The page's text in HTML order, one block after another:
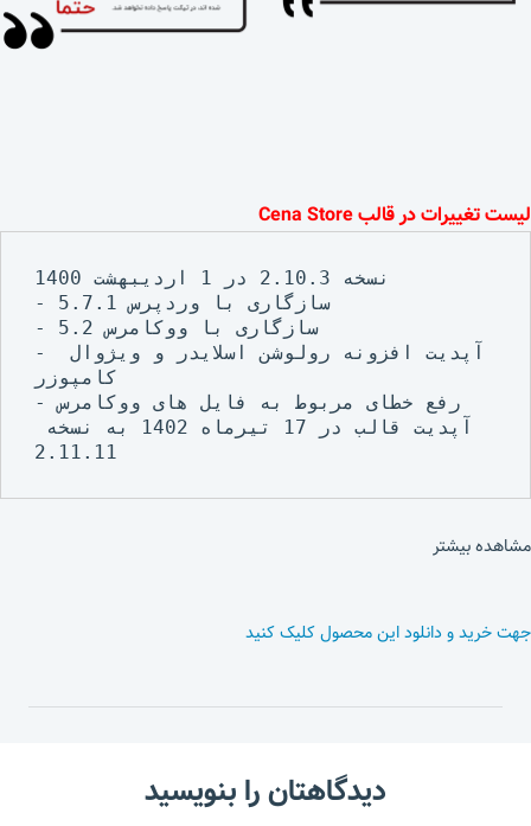
لیست تغییرات درقالب Cena Store
نسخه 2.10.3 در 1 اردیبهشت 1400
- سازگاری با وردپرس 5.7.1
- سازگاری با ووکامرس 5.2
- آپدیت افزونه رولوشن اسلایدر و ویژوال
کامپوزر
- رفع خطای مربوط به فایل های ووکامرس
2.11.11
مشاهده بیشتر
جهت خرید و دانلود این محصول کلیک کنید
دیدگاهتان را بنویسید